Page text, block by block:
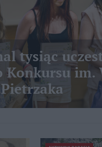
tysiąc
Konkursu im.
Pietrzaka